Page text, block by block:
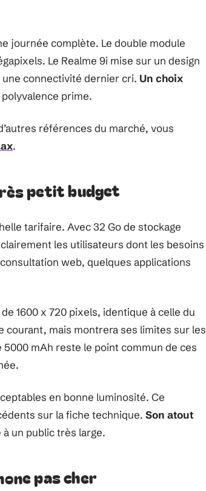
journée complète. Le double module
Le Realme 9i mise sur un design
connectivité dernier cri. Un choix
prime.
références du marché, vous
.
petit budget
tarifaire. Avec 32 Go de stockage
les utilisateurs dont les besoins
web, quelques applications
1600 x 720 pixels, identique à celle du
courant, mais montrera ses limites sur les
mAh reste le point commun de ces
en bonne luminosité. Ce
sur la fiche technique. Son atout
un public très large.
pas cher